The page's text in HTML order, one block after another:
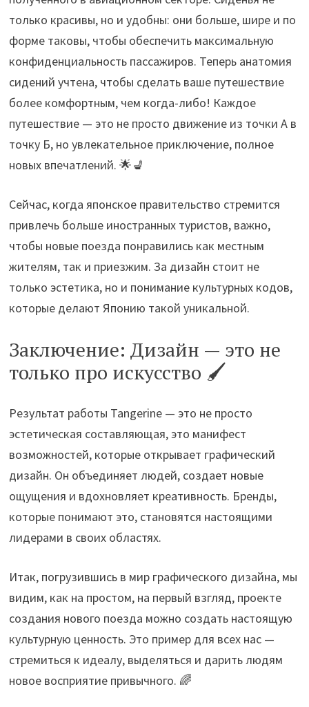
только красивы, но и удобны: они больше, шире и по
форме таковы, чтобы обеспечить максимальную
конфиденциальность пассажиров. Теперь анатомия
сидений учтена, чтобы сделать ваше путешествие
более комфортным, чем когда-либо! Каждое
путешествие — это не просто движение из точки А в
точку Б, но увлекательное приключение, полное
новых впечатлений. 🌟💺
Сейчас, когда японское правительство стремится
привлечь больше иностранных туристов, важно,
чтобы новые поезда понравились как местным
жителям, так и приезжим. За дизайн стоит не
только эстетика, но и понимание культурных кодов,
которые делают Японию такой уникальной.
Заключение: Дизайн — это не
только про искусство 🖌️
Результат работы Tangerine — это не просто
эстетическая составляющая, это манифест
возможностей, которые открывает графический
дизайн. Он объединяет людей, создает новые
ощущения и вдохновляет креативность. Бренды,
которые понимают это, становятся настоящими
лидерами в своих областях.
Итак, погрузившись в мир графического дизайна, мы
видим, как на простом, на первый взгляд, проекте
создания нового поезда можно создать настоящую
культурную ценность. Это пример для всех нас —
стремиться к идеалу, выделяться и дарить людям
новое восприятие привычного. 🌈